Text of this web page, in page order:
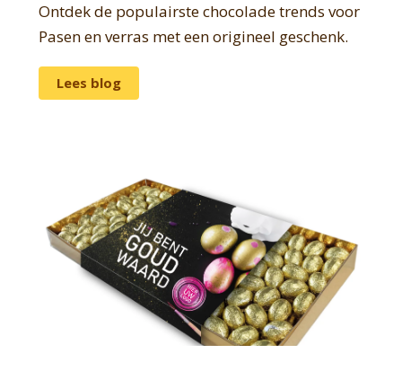
Ontdek de populairste chocolade trends voor
Pasen en verras met een origineel geschenk.
Lees blog